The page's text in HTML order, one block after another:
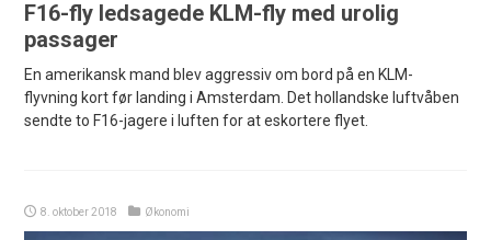
F16-fly ledsagede KLM-fly med urolig
passager
En amerikansk mand blev aggressiv om bord på en KLM-
flyvning kort før landing i Amsterdam. Det hollandske luftvåben
sendte to F16-jagere i luften for at eskortere flyet.
8. oktober 2018 Økonomi